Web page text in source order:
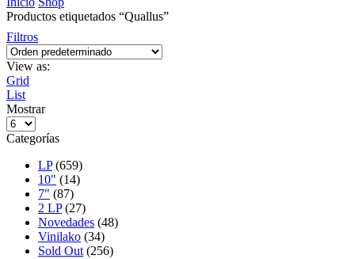
Productos etiquetados “Quallus”
Filtros
View as:
Grid
List
Mostrar
Products
per
Categorías
LP (659)
10" (14)
7" (87)
2 LP (27)
Novedades (48)
Vinilako (34)
Sold Out (256)